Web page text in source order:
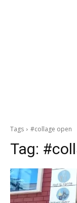
Tags #collage open
Tag: